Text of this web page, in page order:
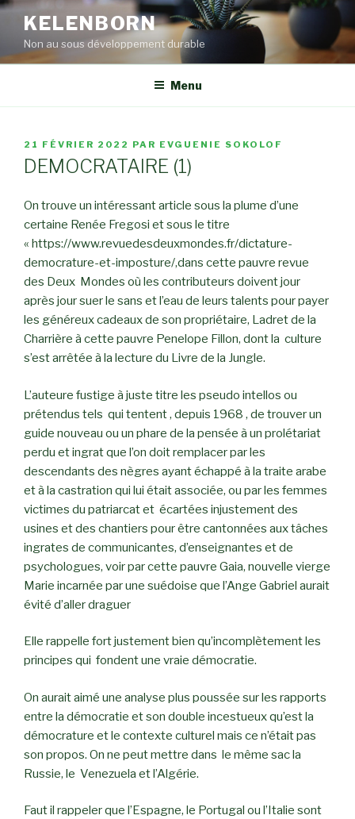
Aller
contenu
principal
KELENBORN
Non au sous développement durable
Menu
PUBLIÉ
LE
21 FÉVRIER 2022 PAR EVGUENIE SOKOLOF
DEMOCRATAIRE (1)
On trouve un intéressant article sous la plume d’une
certaine Renée Fregosi et sous le titre
« https://www.revuedesdeuxmondes.fr/dictature-
democrature-et-imposture/,dans cette pauvre revue
des Deux Mondes où les contributeurs doivent jour
après jour suer le sans et l’eau de leurs talents pour payer
les généreux cadeaux de son propriétaire, Ladret de la
Charrière à cette pauvre Penelope Fillon, dont la culture
s’est arrêtée à la lecture du Livre de la Jungle.
L’auteure fustige à juste titre les pseudo intellos ou
prétendus tels qui tentent , depuis 1968 , de trouver un
guide nouveau ou un phare de la pensée à un prolétariat
perdu et ingrat que l’on doit remplacer par les
descendants des nègres ayant échappé à la traite arabe
et à la castration qui lui était associée, ou par les femmes
victimes du patriarcat et écartées injustement des
usines et des chantiers pour être cantonnées aux tâches
ingrates de communicantes, d’enseignantes et de
psychologues, voir par cette pauvre Gaia, nouvelle vierge
Marie incarnée par une suédoise que l’Ange Gabriel aurait
évité d’aller draguer
Elle rappelle fort justement bien qu’incomplètement les
principes qui fondent une vraie démocratie.
On aurait aimé une analyse plus poussée sur les rapports
entre la démocratie et son double incestueux qu’est la
démocrature et le contexte culturel mais ce n’était pas
son propos. On ne peut mettre dans le même sac la
Russie, le Venezuela et l’Algérie.
Faut il rappeler que l’Espagne, le Portugal ou l’Italie sont